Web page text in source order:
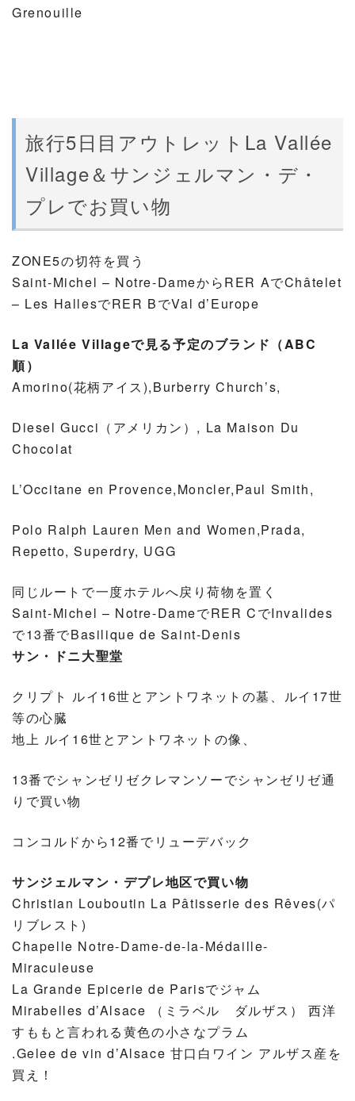
Grenouille
旅行5日目アウトレットLa Vallée
Village＆サンジェルマン・デ・
プレでお買い物
ZONE5の切符を買う
Saint-Michel – Notre-DameからRER AでChâtelet
– Les HallesでRER BでVal d’Europe
La Vallée Villageで見る予定のブランド（ABC
順）
Amorino(花柄アイス),Burberry Church’s,
Diesel Gucci（アメリカン）, La Maison Du
Chocolat
L’Occitane en Provence,Moncler,Paul Smith,
Polo Ralph Lauren Men and Women,Prada,
Repetto, Superdry, UGG
同じルートで一度ホテルへ戻り荷物を置く
Saint-Michel – Notre-DameでRER CでInvalides
で13番でBasilique de Saint-Denis
サン・ドニ大聖堂
クリプト ルイ16世とアントワネットの墓、ルイ17世
等の心臓
地上 ルイ16世とアントワネットの像、
13番でシャンゼリゼクレマンソーでシャンゼリゼ通
りで買い物
コンコルドから12番でリューデバック
サンジェルマン・デプレ地区で買い物
Christian Louboutin La Pâtisserie des Rêves(パ
リブレスト)
Chapelle Notre-Dame-de-la-Médaille-
Miraculeuse
La Grande Epicerie de Parisでジャム
Mirabelles d’Alsace （ミラベル ダルザス） 西洋
すももと言われる黄色の小さなプラム
.Gelee de vin d’Alsace 甘口白ワイン アルザス産を
買え！